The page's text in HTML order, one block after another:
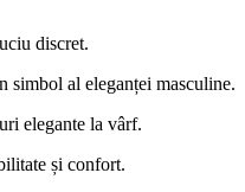
discret.
al eleganței masculine.
elegante la vârf.
și confort.